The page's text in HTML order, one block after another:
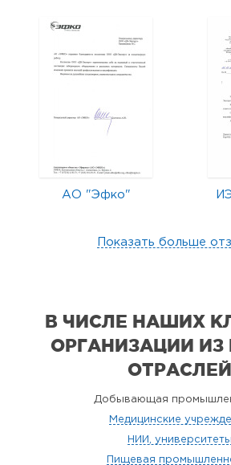
АО "Эфко"
Показать больше
В ЧИСЛЕ НАШИХ
ОРГАНИЗАЦИИ ИЗ
ОТРАСЛЕЙ
Добывающая
Медицинские
НИИ, университеты
Пищевая